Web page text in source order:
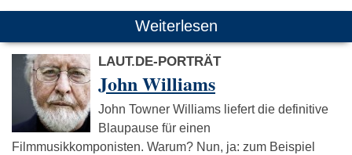
Weiterlesen
LAUT.DE-PORTRÄT
John Williams
John Towner Williams liefert die definitive
Blaupause für einen
Filmmusikkomponisten. Warum? Nun, ja: zum Beispiel